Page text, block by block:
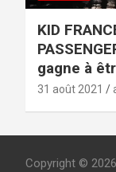
KID
gagne à
31 août 2021
Copyright © 2026